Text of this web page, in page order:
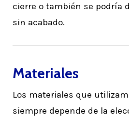
cierre o también se podría
sin acabado.
Materiales
Los materiales que
siempre depende de la